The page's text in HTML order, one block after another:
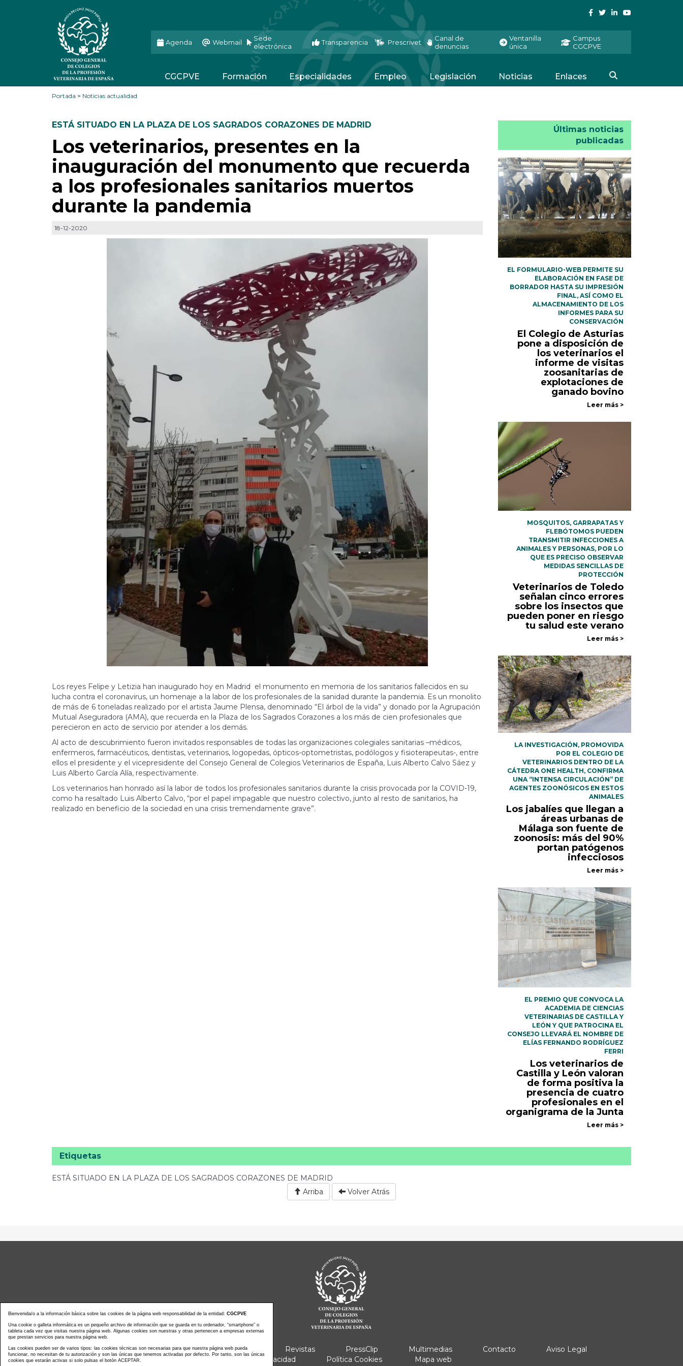
Agenda Webmail
Sede
electrónica
Transparencia Prescrivet
Canal de
denuncias
Ventanilla
única
Campus
CGCPVE
CGCPVE Formación Especialidades Empleo Legislación Noticias Enlaces
Portada > Noticias actualidad
ESTÁ SITUADO EN LA PLAZA DE LOS SAGRADOS CORAZONES DE MADRID
Los veterinarios, presentes en la
inauguración del monumento que recuerda
a los profesionales sanitarios muertos
durante la pandemia
18-12-2020
Los reyes Felipe y Letizia han inaugurado hoy en Madrid el monumento en memoria de los sanitarios fallecidos en su
lucha contra el coronavirus, un homenaje a la labor de los profesionales de la sanidad durante la pandemia. Es un monolito
de más de 6 toneladas realizado por el artista Jaume Plensa, denominado “El árbol de la vida” y donado por la Agrupación
Mutual Aseguradora (AMA), que recuerda en la Plaza de los Sagrados Corazones a los más de cien profesionales que
perecieron en acto de servicio por atender a los demás.
Al acto de descubrimiento fueron invitados responsables de todas las organizaciones colegiales sanitarias –médicos,
enfermeros, farmacéuticos, dentistas, veterinarios, logopedas, ópticos-optometristas, podólogos y fisioterapeutas-, entre
ellos el presidente y el vicepresidente del Consejo General de Colegios Veterinarios de España, Luis Alberto Calvo Sáez y
Luis Alberto García Alía, respectivamente.
Los veterinarios han honrado así la labor de todos los profesionales sanitarios durante la crisis provocada por la COVID-19,
como ha resaltado Luis Alberto Calvo, “por el papel impagable que nuestro colectivo, junto al resto de sanitarios, ha
realizado en beneficio de la sociedad en una crisis tremendamente grave”.
Últimas noticias
publicadas
EL FORMULARIO-WEB PERMITE SU
ELABORACIÓN EN FASE DE
BORRADOR HASTA SU IMPRESIÓN
FINAL, ASÍ COMO EL
ALMACENAMIENTO DE LOS
INFORMES PARA SU
CONSERVACIÓN
El Colegio de Asturias
pone a disposición de
los veterinarios el
informe de visitas
zoosanitarias de
explotaciones de
ganado bovino
Leer más >
MOSQUITOS, GARRAPATAS Y
FLEBÓTOMOS PUEDEN
TRANSMITIR INFECCIONES A
ANIMALES Y PERSONAS, POR LO
QUE ES PRECISO OBSERVAR
MEDIDAS SENCILLAS DE
PROTECCIÓN
Veterinarios de Toledo
señalan cinco errores
sobre los insectos que
pueden poner en riesgo
tu salud este verano
Leer más >
LA INVESTIGACIÓN, PROMOVIDA
POR EL COLEGIO DE
VETERINARIOS DENTRO DE LA
CÁTEDRA ONE HEALTH, CONFIRMA
UNA “INTENSA CIRCULACIÓN” DE
AGENTES ZOONÓSICOS EN ESTOS
ANIMALES
Los jabalíes que llegan a
áreas urbanas de
Málaga son fuente de
zoonosis: más del 90%
portan patógenos
infecciosos
Leer más >
EL PREMIO QUE CONVOCA LA
ACADEMIA DE CIENCIAS
VETERINARIAS DE CASTILLA Y
LEÓN Y QUE PATROCINA EL
CONSEJO LLEVARÁ EL NOMBRE DE
ELÍAS FERNANDO RODRÍGUEZ
FERRI
Los veterinarios de
Castilla y León valoran
de forma positiva la
presencia de cuatro
profesionales en el
organigrama de la Junta
Leer más >
Etiquetas
ESTÁ SITUADO EN LA PLAZA DE LOS SAGRADOS CORAZONES DE MADRID
Arriba
Volver Atrás
Noticias actualidad Agenda de Actos Revistas PressClip Multimedias Contacto
Aviso Legal
Política Privacidad
Política Cookies Mapa web
Bienvenida/o a la información básica sobre las cookies de la página web responsabilidad de la entidad: CGCPVE
Una cookie o galleta informática es un pequeño archivo de información que se guarda en tu ordenador, “smartphone” o
tableta cada vez que visitas nuestra página web. Algunas cookies son nuestras y otras pertenecen a empresas externas
que prestan servicios para nuestra página web.
Las cookies pueden ser de varios tipos: las cookies técnicas son necesarias para que nuestra página web pueda
funcionar, no necesitan de tu autorización y son las únicas que tenemos activadas por defecto. Por tanto, son las únicas
cookies que estarán activas si solo pulsas el botón ACEPTAR.